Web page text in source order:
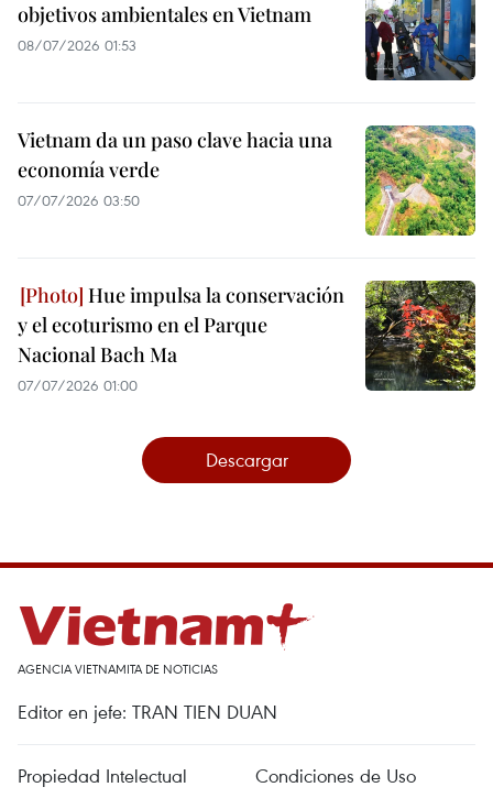
objetivos ambientales en Vietnam
08/07/2026 01:53
Vietnam da un paso clave hacia una
economía verde
07/07/2026 03:50
Hue impulsa la conservación
y el ecoturismo en el Parque
Nacional Bach Ma
07/07/2026 01:00
Descargar
AGENCIA VIETNAMITA DE NOTICIAS
Editor en jefe: TRAN TIEN DUAN
Propiedad Intelectual Condiciones de Uso